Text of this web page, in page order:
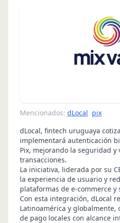
Mencionados: dLocal pix
dLocal, fintech uruguaya
implementará autenticación
Pix, mejorando la seguridad y
transacciones.
La iniciativa, liderada por su
la experiencia de usuario y
plataformas de e-commerce y
Con esta integración, dLocal
Latinoamérica y globalmente,
de pago locales con alcance